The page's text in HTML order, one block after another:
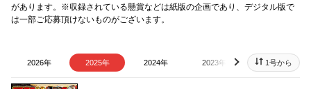
があります。※収録されている懸賞などは紙版の企画であり、デジタル版で
は一部ご応募頂けないものがございます。
2026年 2025年 2024年 2023年 2022年
next 1号から